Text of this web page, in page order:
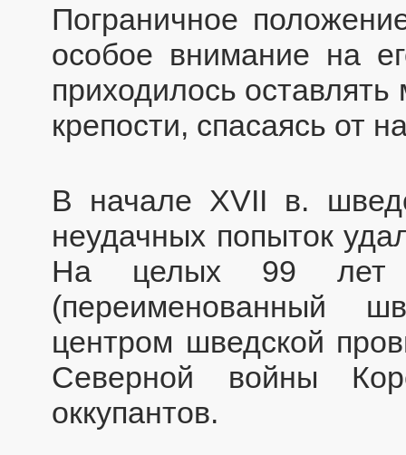
Пограничное
особое внимание на
приходилось
крепости, спасаясь от
В начале XVII в.
неудачных попыток
На целых 99 лет
(переименованный
центром шведской
Северной войны
оккупантов.